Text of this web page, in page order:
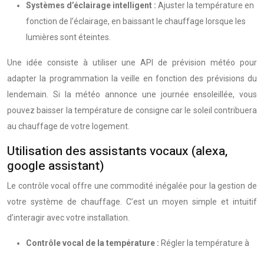
Systèmes d’éclairage intelligent : Ajuster la température en
fonction de l’éclairage, en baissant le chauffage lorsque les
lumières sont éteintes.
Une idée consiste à utiliser une API de prévision météo pour
adapter la programmation la veille en fonction des prévisions du
lendemain. Si la météo annonce une journée ensoleillée, vous
pouvez baisser la température de consigne car le soleil contribuera
au chauffage de votre logement.
Utilisation des assistants vocaux (alexa,
google assistant)
Le contrôle vocal offre une commodité inégalée pour la gestion de
votre système de chauffage. C’est un moyen simple et intuitif
d’interagir avec votre installation.
Contrôle vocal de la température : Régler la température à